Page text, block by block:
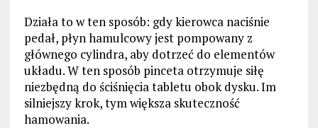
Działa to w ten sposób: gdy kierowca naciśnie
pedał, płyn hamulcowy jest pompowany z
głównego cylindra, aby dotrzeć do elementów
układu. W ten sposób pinceta otrzymuje siłę
niezbędną do ściśnięcia tabletu obok dysku. Im
silniejszy krok, tym większa skuteczność
hamowania.